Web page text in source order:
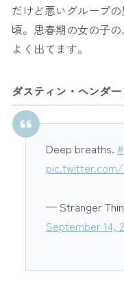
だけど悪いグループ
頃。思春期の女の子
よく出てます。
ダスティン・ヘンダ
Deep breaths.
pic.twitter.com/
— Stranger
September 14,